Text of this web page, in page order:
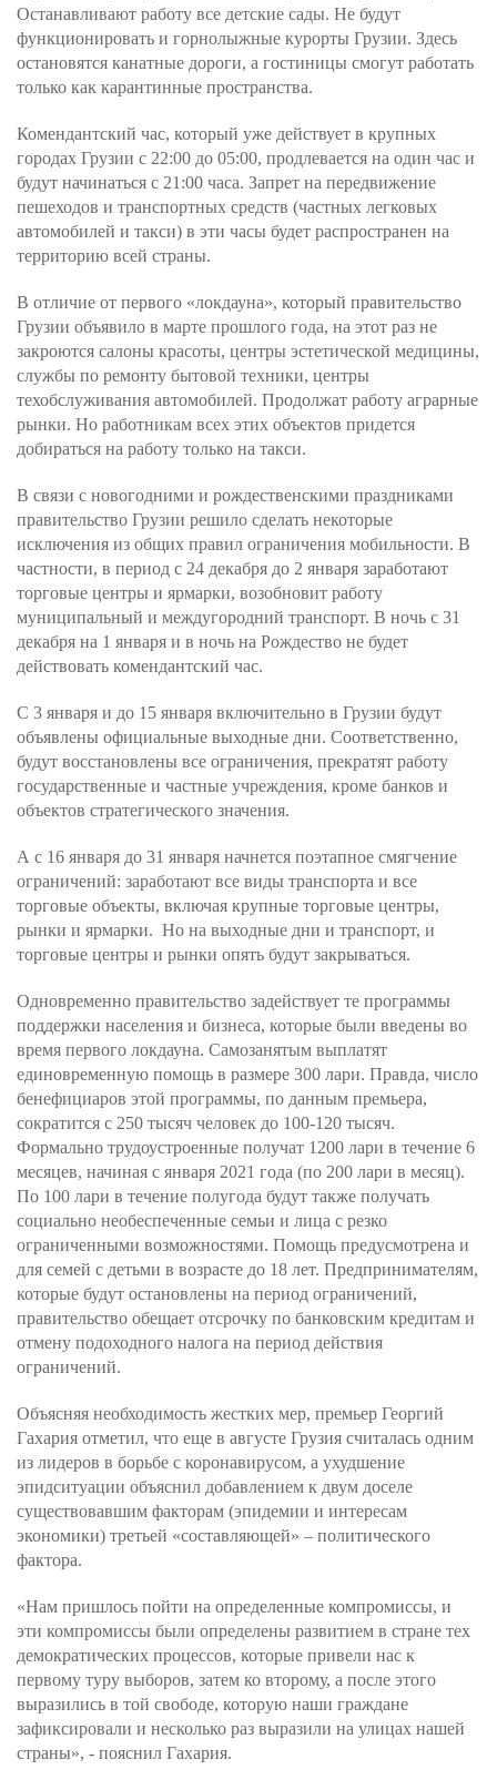
Останавливают работу все детские сады. Не будут
функционировать и горнолыжные курорты Грузии. Здесь
остановятся канатные дороги, а гостиницы смогут работать
только как карантинные пространства.
Комендантский час, который уже действует в крупных
городах Грузии с 22:00 до 05:00, продлевается на один час и
будут начинаться с 21:00 часа. Запрет на передвижение
пешеходов и транспортных средств (частных легковых
автомобилей и такси) в эти часы будет распространен на
территорию всей страны.
В отличие от первого «локдауна», который правительство
Грузии объявило в марте прошлого года, на этот раз не
закроются салоны красоты, центры эстетической медицины,
службы по ремонту бытовой техники, центры
техобслуживания автомобилей. Продолжат работу аграрные
рынки. Но работникам всех этих объектов придется
добираться на работу только на такси.
В связи с новогодними и рождественскими праздниками
правительство Грузии решило сделать некоторые
исключения из общих правил ограничения мобильности. В
частности, в период с 24 декабря до 2 января заработают
торговые центры и ярмарки, возобновит работу
муниципальный и междугородний транспорт. В ночь с 31
декабря на 1 января и в ночь на Рождество не будет
действовать комендантский час.
С 3 января и до 15 января включительно в Грузии будут
объявлены официальные выходные дни. Соответственно,
будут восстановлены все ограничения, прекратят работу
государственные и частные учреждения, кроме банков и
объектов стратегического значения.
А с 16 января до 31 января начнется поэтапное смягчение
ограничений: заработают все виды транспорта и все
торговые объекты, включая крупные торговые центры,
рынки и ярмарки. Но на выходные дни и транспорт, и
торговые центры и рынки опять будут закрываться.
Одновременно правительство задействует те программы
поддержки населения и бизнеса, которые были введены во
время первого локдауна. Самозанятым выплатят
единовременную помощь в размере 300 лари. Правда, число
бенефициаров этой программы, по данным премьера,
сократится с 250 тысяч человек до 100-120 тысяч.
Формально трудоустроенные получат 1200 лари в течение 6
месяцев, начиная с января 2021 года (по 200 лари в месяц).
По 100 лари в течение полугода будут также получать
социально необеспеченные семьи и лица с резко
ограниченными возможностями. Помощь предусмотрена и
для семей с детьми в возрасте до 18 лет. Предпринимателям,
которые будут остановлены на период ограничений,
правительство обещает отсрочку по банковским кредитам и
отмену подоходного налога на период действия
ограничений.
Объясняя необходимость жестких мер, премьер Георгий
Гахария отметил, что еще в августе Грузия считалась одним
из лидеров в борьбе с коронавирусом, а ухудшение
эпидситуации объяснил добавлением к двум доселе
существовавшим факторам (эпидемии и интересам
экономики) третьей «составляющей» – политического
фактора.
«Нам пришлось пойти на определенные компромиссы, и
эти компромиссы были определены развитием в стране тех
демократических процессов, которые привели нас к
первому туру выборов, затем ко второму, а после этого
выразились в той свободе, которую наши граждане
зафиксировали и несколько раз выразили на улицах нашей
страны», - пояснил Гахария.